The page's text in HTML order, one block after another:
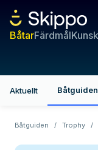
BåtarFärdmål
Aktuellt Båtguiden
Båtguiden / Trophy /